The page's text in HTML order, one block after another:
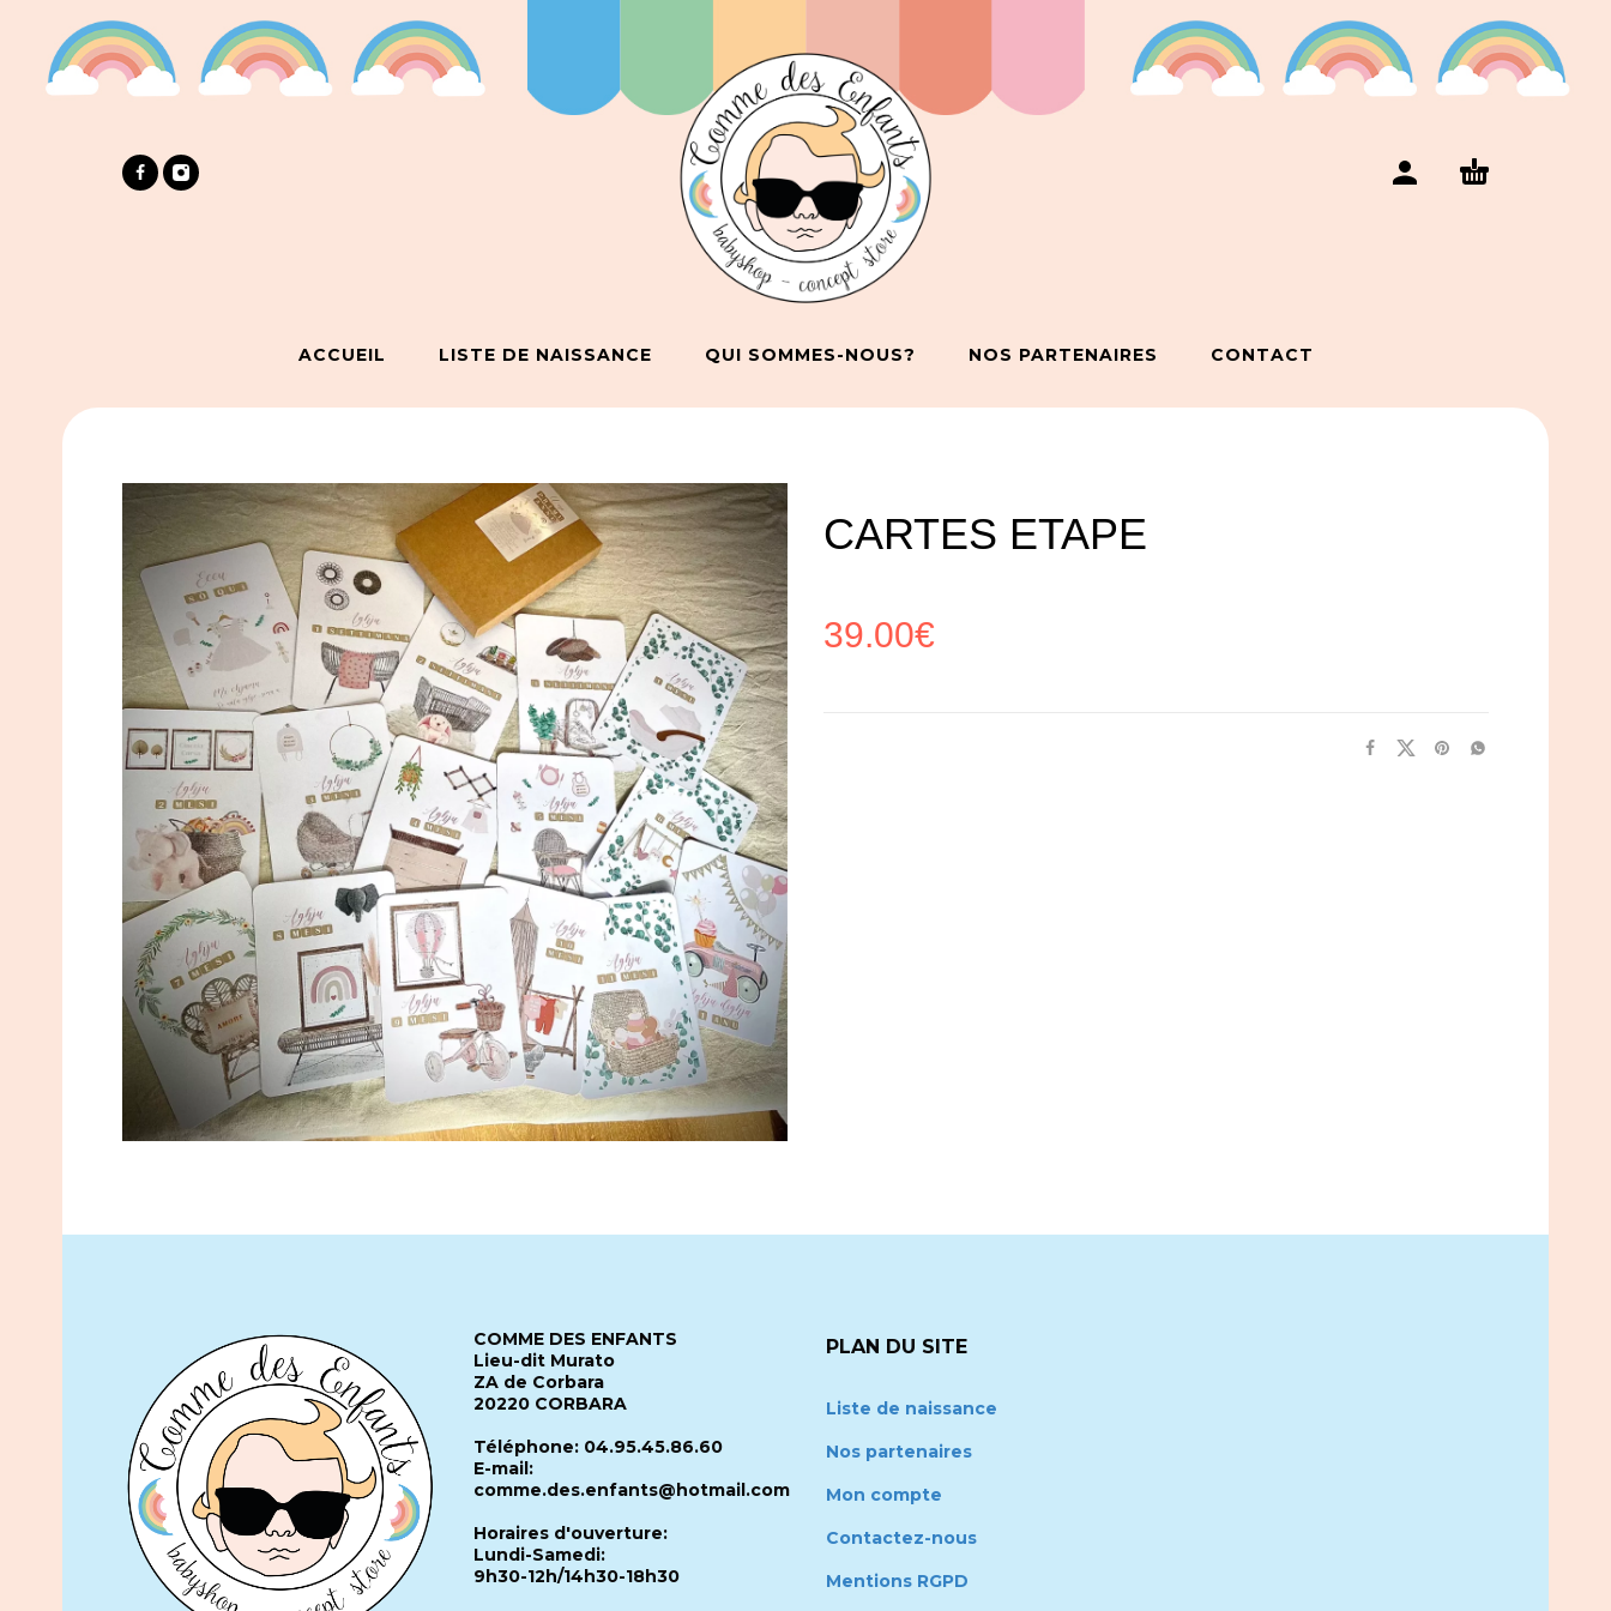
ACCUEIL LISTE DE NAISSANCE QUI SOMMES-NOUS? NOS PARTENAIRES CONTACT
CARTES ETAPE
39.00€
COMME DES ENFANTS
Lieu-dit Murato
ZA de Corbara
20220 CORBARA
Téléphone: 04.95.45.86.60
E-mail:
comme.des.enfants@hotmail.com
Horaires d'ouverture:
Lundi-Samedi:
9h30-12h/14h30-18h30
PLAN DU SITE
Liste de naissance
Nos partenaires
Mon compte
Contactez-nous
Mentions RGPD